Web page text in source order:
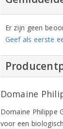
Er zijn geen
Geef als eerste
Domaine
Domaine Philippe
voor een